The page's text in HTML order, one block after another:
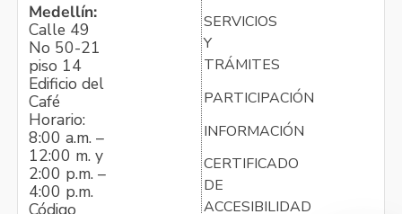
Medellín:
Calle 49
No 50-21
piso 14
Edificio del
Café
Horario:
8:00 a.m. –
12:00 m. y
2:00 p.m. –
4:00 p.m.
SERVICIOS
Y
TRÁMITES
PARTICIPACIÓN
INFORMACIÓN
CERTIFICADO
DE
ACCESIBILIDAD